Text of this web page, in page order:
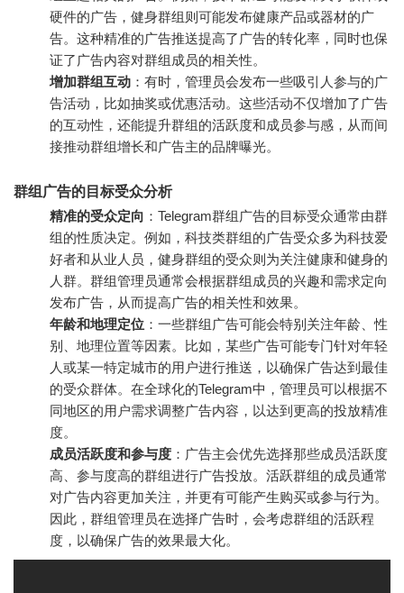
硬件的广告，健身群组则可能发布健康产品或器材的广
告。这种精准的广告推送提高了广告的转化率，同时也保
证了广告内容对群组成员的相关性。
增加群组互动 ：有时，管理员会发布一些吸引人参与的广
告活动，比如抽奖或优惠活动。这些活动不仅增加了广告
的互动性，还能提升群组的活跃度和成员参与感，从而间
接推动群组增长和广告主的品牌曝光。
群组广告的目标受众分析
精准的受众定向 ：Telegram群组广告的目标受众通常由群
组的性质决定。例如，科技类群组的广告受众多为科技爱
好者和从业人员，健身群组的受众则为关注健康和健身的
人群。群组管理员通常会根据群组成员的兴趣和需求定向
发布广告，从而提高广告的相关性和效果。
年龄和地理定位 ：一些群组广告可能会特别关注年龄、性
别、地理位置等因素。比如，某些广告可能专门针对年轻
人或某一特定城市的用户进行推送，以确保广告达到最佳
的受众群体。在全球化的Telegram中，管理员可以根据不
同地区的用户需求调整广告内容，以达到更高的投放精准
度。
成员活跃度和参与度 ：广告主会优先选择那些成员活跃度
高、参与度高的群组进行广告投放。活跃群组的成员通常
对广告内容更加关注，并更有可能产生购买或参与行为。
因此，群组管理员在选择广告时，会考虑群组的活跃程
度，以确保广告的效果最大化。